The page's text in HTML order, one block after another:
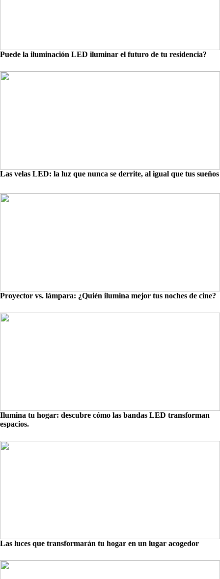
Puede la iluminación LED iluminar el futuro de tu residencia?
Las velas LED: la luz que nunca se derrite, al igual que tus sueños
Proyector vs. lámpara: ¿Quién ilumina mejor tus noches de cine?
Ilumina tu hogar: descubre cómo las bandas LED transforman
espacios.
Las luces que transformarán tu hogar en un lugar acogedor